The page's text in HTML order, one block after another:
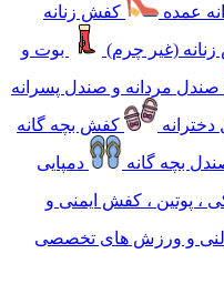
عمده
کفش زنانه
(غیر چرم)
بوت و
صندل مردانه و صندل پسرانه
کفش بچه گانه
بچه گانه
دمپایی
، پوتین ، کفش ایمنی و
و ورزش های تخصصی